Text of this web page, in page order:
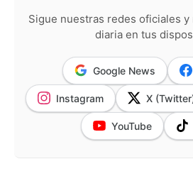
Sigue nuestras redes oficiales y
diaria en tus
Google News
Instagram X
YouTube